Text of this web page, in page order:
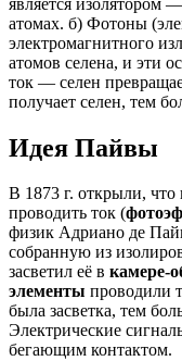
атомах. б) Фотоны
электромагнитного
атомов селена, и эти
ток — селен
получает селен, тем
Идея Пайвы
В 1873 г. открыли, что
проводить ток (
физик Адриано де
собранную из
засветил её в камере-
элементы проводили
была засветка, тем
Электрические
бегающим контактом.